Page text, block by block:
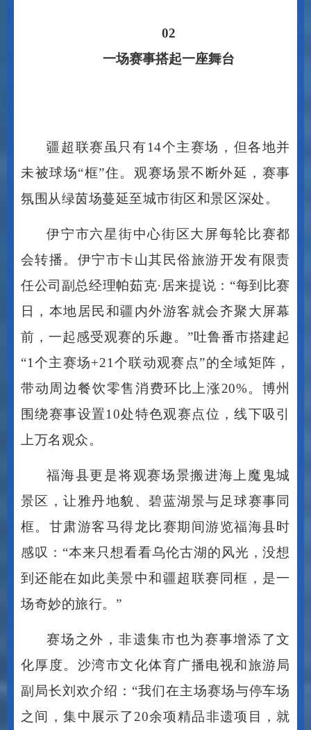
一场赛事搭起一座舞台
未被球场“框”住。观赛场景不断外延，赛事
氛围从绿茵场蔓延至城市街区和景区深处。
会转播。伊宁市卡山其民俗旅游开发有限责
任公司副总经理帕茹克·居来提说：“每到比赛
日，本地居民和疆内外游客就会齐聚大屏幕
前，一起感受观赛的乐趣。”吐鲁番市搭建起
“1个主赛场+21个联动观赛点”的全域矩阵，
带动周边餐饮零售消费环比上涨20%。博州
围绕赛事设置10处特色观赛点位，线下吸引
上万名观众。
景区，让雅丹地貌、碧蓝湖景与足球赛事同
框。甘肃游客马得龙比赛期间游览福海县时
感叹： “本来只想看看乌伦古湖的风光，没想
到还能在如此美景中和疆超联赛同框，是一
场奇妙的旅行。”
化厚度。沙湾市文化体育广播电视和旅游局
副局长刘欢介绍：“我们在主场赛场与停车场
之间，集中展示了20余项精品非遗项目，就
像一个小型非遗集市，刺绣、毡绣、麻绳编